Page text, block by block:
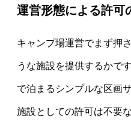
運営形態による許可
キャンプ場運営でまず押
うな施設を提供するかで
で泊まるシンプルな区画
施設としての許可は不要